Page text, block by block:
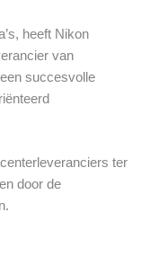
heeft Nikon
van
succesvolle
ter
door de